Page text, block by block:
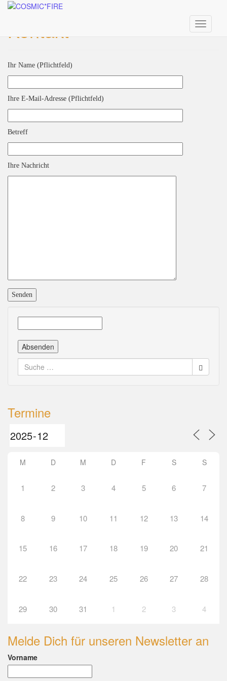
Skip
content
Toggle
Kontakt
Ihr Name (Pflichtfeld)
Ihre E-Mail-Adresse (Pflichtfeld)
Betreff
Ihre Nachricht
Suche
nach:
Termine
M D M D F S S
1 2 3 4 5 6 7
8 9 10 11 12 13 14
15 16 17 18 19 20 21
22 23 24 25 26 27 28
29 30 31 1 2 3 4
Melde Dich für unseren Newsletter an
Vorname